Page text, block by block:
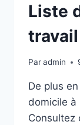
Liste
Paradmin
De plus
domicile à
Consultez